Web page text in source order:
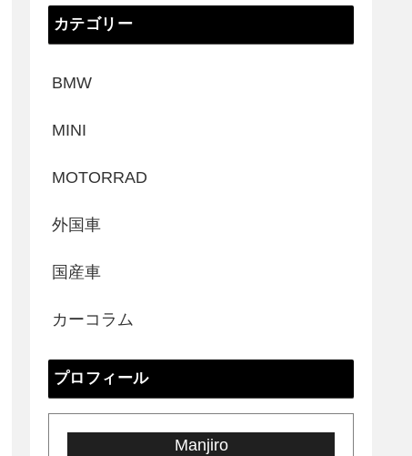
カテゴリー
BMW
MINI
MOTORRAD
外国車
国産車
カーコラム
プロフィール
Manjiro